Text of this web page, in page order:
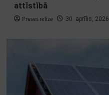
attīstībā
Preses relīze 30. aprīlis, 2026.